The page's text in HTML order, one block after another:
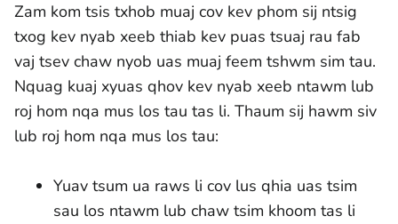
Zam kom tsis txhob muaj cov kev phom sij ntsig
txog kev nyab xeeb thiab kev puas tsuaj rau fab
vaj tsev chaw nyob uas muaj feem tshwm sim tau.
Nquag kuaj xyuas qhov kev nyab xeeb ntawm lub
roj hom nqa mus los tau tas li. Thaum sij hawm siv
lub roj hom nqa mus los tau:
Yuav tsum ua raws li cov lus qhia uas tsim
sau los ntawm lub chaw tsim khoom tas li